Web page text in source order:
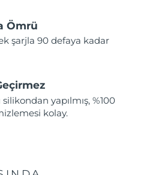
Ömrü
şarjla 90 defaya kadar
yapılmış, %100
kolay.